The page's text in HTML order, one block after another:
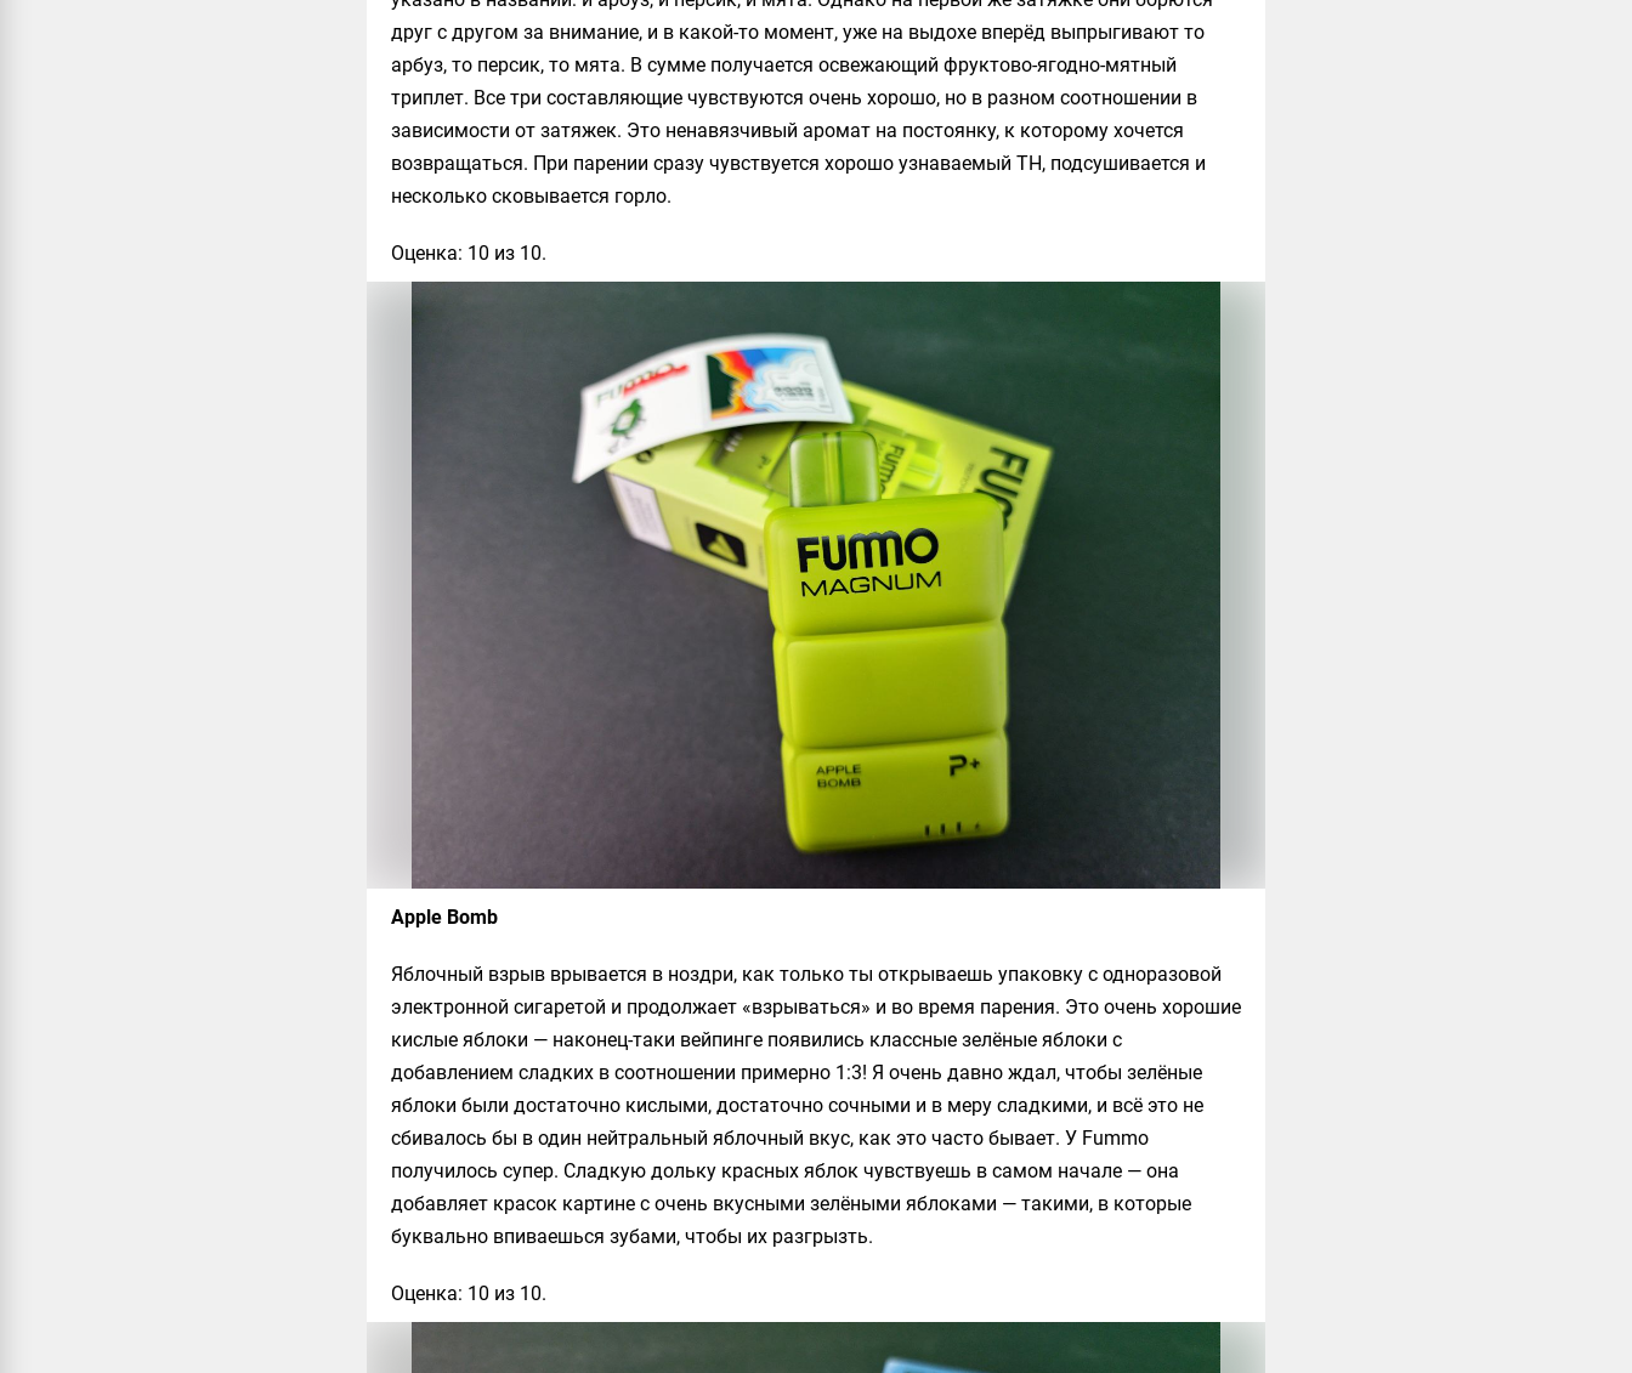
друг с другом за внимание, и в какой-то момент, уже на выдохе вперёд выпрыгивают то
арбуз, то персик, то мята. В сумме получается освежающий фруктово-ягодно-мятный
триплет. Все три составляющие чувствуются очень хорошо, но в разном соотношении в
зависимости от затяжек. Это ненавязчивый аромат на постоянку, к которому хочется
возвращаться. При парении сразу чувствуется хорошо узнаваемый TH, подсушивается и
несколько сковывается горло.
Оценка: 10 из 10.
Apple Bomb
Яблочный взрыв врывается в ноздри, как только ты открываешь упаковку с одноразовой
электронной сигаретой и продолжает «взрываться» и во время парения. Это очень хорошие
кислые яблоки — наконец-таки вейпинге появились классные зелёные яблоки с
добавлением сладких в соотношении примерно 1:3! Я очень давно ждал, чтобы зелёные
яблоки были достаточно кислыми, достаточно сочными и в меру сладкими, и всё это не
сбивалось бы в один нейтральный яблочный вкус, как это часто бывает. У Fummo
получилось супер. Сладкую дольку красных яблок чувствуешь в самом начале — она
добавляет красок картине с очень вкусными зелёными яблоками — такими, в которые
буквально впиваешься зубами, чтобы их разгрызть.
Оценка: 10 из 10.